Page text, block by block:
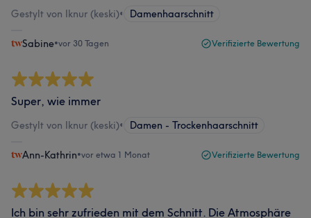
Gestylt von Iknur (keski)• Damenhaarschnitt
Sabine•vor 30 Tagen Verifizierte Bewertung
Super, wie immer
Gestylt von Iknur (keski)• Damen - Trockenhaarschnitt
Ann-Kathrin•vor etwa 1 Monat Verifizierte Bewertung
Ich bin sehr zufrieden mit dem Schnitt. Die Atmosphäre